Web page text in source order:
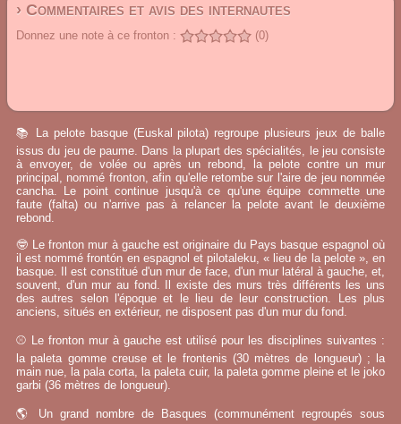
› Commentaires et avis des internautes
Donnez une note à ce fronton : (0)
📚 La pelote basque (Euskal pilota) regroupe plusieurs jeux de balle
issus du jeu de paume. Dans la plupart des spécialités, le jeu consiste
à envoyer, de volée ou après un rebond, la pelote contre un mur
principal, nommé fronton, afin qu'elle retombe sur l'aire de jeu nommée
cancha. Le point continue jusqu'à ce qu'une équipe commette une
faute (falta) ou n'arrive pas à relancer la pelote avant le deuxième
rebond.
🤓 Le fronton mur à gauche est originaire du Pays basque espagnol où
il est nommé frontón en espagnol et pilotaleku, « lieu de la pelote », en
basque. Il est constitué d'un mur de face, d'un mur latéral à gauche, et,
souvent, d'un mur au fond. Il existe des murs très différents les uns
des autres selon l'époque et le lieu de leur construction. Les plus
anciens, situés en extérieur, ne disposent pas d'un mur du fond.
⚾ Le fronton mur à gauche est utilisé pour les disciplines suivantes :
la paleta gomme creuse et le frontenis (30 mètres de longueur) ; la
main nue, la pala corta, la paleta cuir, la paleta gomme pleine et le joko
garbi (36 mètres de longueur).
🌎 Un grand nombre de Basques (communément regroupés sous